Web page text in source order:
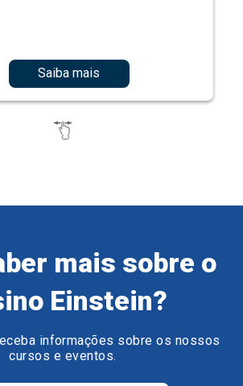
Saiba mais
mais sobre o
Einstein?
informações sobre os nossos
cursos e eventos.